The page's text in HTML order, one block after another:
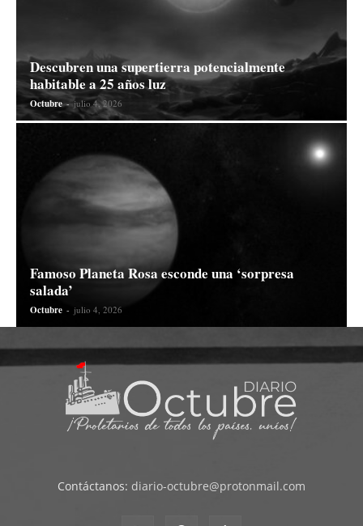
Descubren una supertierra potencialmente
habitable a 25 años luz
Octubre - julio 4, 2026
Famoso Planeta Rosa esconde una ‘sorpresa
salada’
Octubre - julio 4, 2026
Contáctanos: diario-octubre@protonmail.com